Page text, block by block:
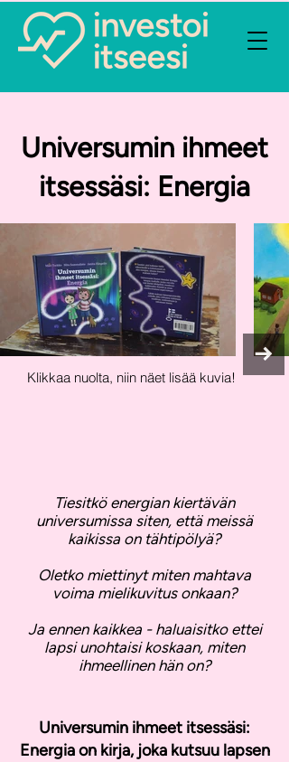
Universumin ihmeet
itsessäsi: Energia
Klikkaa nuolta, niin näet lisää kuvia!
Tiesitkö energian kiertävän
universumissa siten, että meissä
kaikissa on tähtipölyä?
Oletko miettinyt miten mahtava
voima mielikuvitus onkaan?
Ja ennen kaikkea - haluaisitko ettei
lapsi unohtaisi koskaan, miten
ihmeellinen hän on?
Universumin ihmeet itsessäsi:
Energia on kirja, joka kutsuu lapsen